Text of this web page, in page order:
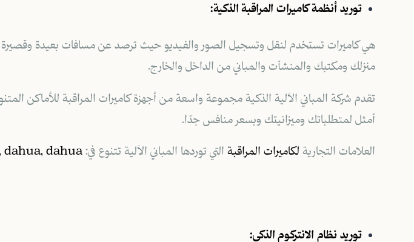
توريد أنظمة كاميرات المراقبة الذكية:
هي كاميرات تستخدم لنقل وتسجيل الصور والفيديو حيث ترصد عن مسافات بعيدة
منزلك ومكتبك والمنشآت والمباني من الداخل والخارج.
تقدم شركة المباني الآلية الذكية مجموعة واسعة من أجهزة كاميرات المراقبة للأماكن
أمثل لمتطلباتك وميزانيتك وبسعر منافس جدًا.
العلامات التجارية لكاميرات المراقبة التي توردها المباني الآلية تتنوع في:dahua, dahua
توريد نظام الانتركوم الذكي: